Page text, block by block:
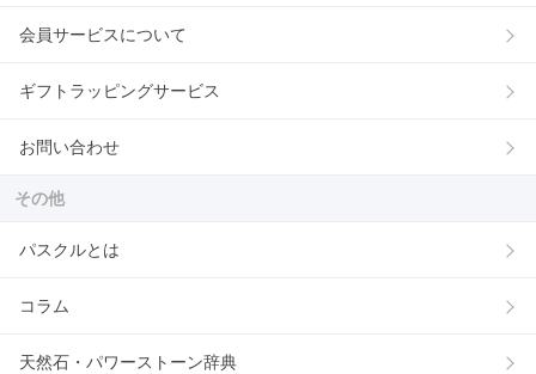
会員サービスについて
ギフトラッピングサービス
お問い合わせ
その他
パスクルとは
コラム
天然石・パワーストーン辞典